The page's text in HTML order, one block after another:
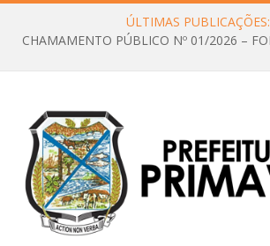
ÚLTIMAS PUBLICAÇÕES: